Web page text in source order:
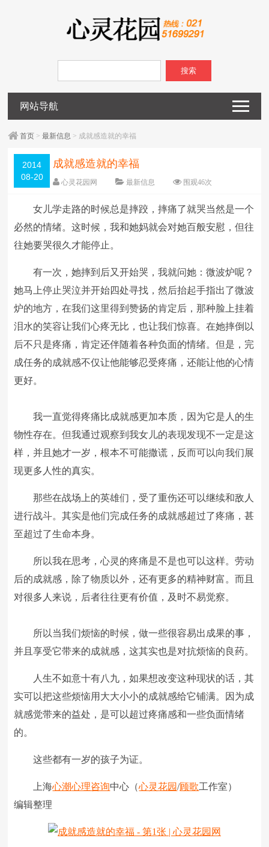
搜索
网站导航
首页 >最新信息 > 成就感造就的幸福
2014
08-20
成就感造就的幸福
心灵花园网 最新信息 围观46次
字体：大 中 小
女儿学走路的时候总是摔跤，摔痛了就哭当然是一个
必然的情绪。这时候，我和她妈就会对她百般安慰，但往
往她要哭很久才能停止。
有一次，她摔到后又开始哭，我就问她：微波炉呢？
她马上停止哭泣并开始四处寻找，然后抬起手指出了微波
炉的地方，在我们这里得到赞扬的肯定后，那种脸上挂着
泪水的笑容让我们心疼无比，也让我们惊喜。在她摔倒以
后不只是疼痛，肯定还伴随着各种负面的情绪。但是，完
成任务的成就感不仅让他能够忍受疼痛，还能让他的心情
更好。
我一直觉得疼痛比成就感更加本质，因为它是人的生
物性存在。但我通过观察到我女儿的表现发现不一定是这
样，并且她才一岁，根本不可能撒谎，反而可以向我们展
现更多人性的真实。
那些在战场上的英雄们，受了重伤还可以继续和敌人
进行战斗。其实是他们完成任务的成就感超过了疼痛，甚
至超过了生命本身。
所以我在思考，心灵的疼痛是不是也可以这样。劳动
后的成就感，除了物质以外，还有更多的精神财富。而且
对很多人来说，后者往往更有价值，及时不易觉察。
所以当我们烦恼的时候，做一些很容易出成果的事，
并且享受它带来的成就感，这其实也是对抗烦恼的良药。
人生不如意十有八九，如果想改变这种现状的话，其
实可以把这些烦恼用大大小小的成就感给它铺满。因为成
就感觉带来的益处，是可以超过疼痛感和一些负面情绪
的。
这些都有一岁的孩子为证。
上海心潮心理咨询中心（心灵花园/顾歌工作室）
编辑整理